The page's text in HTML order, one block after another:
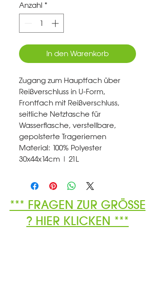
Anzahl *
In den Warenkorb
Zugang zum Hauptfach über
Reißverschluss in U-Form,
Frontfach mit Reißverschluss,
seitliche Netztasche für
Wasserflasche, verstellbare,
gepolsterte Trageriemen
Material: 100% Polyester
30x44x14cm | 21L
*** FRAGEN ZUR GRÖSSE
? HIER KLICKEN ***